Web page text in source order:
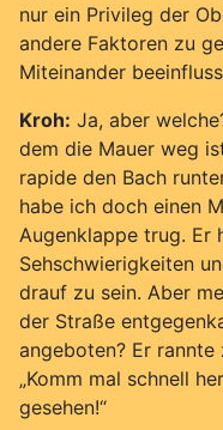
nur ein Privileg der
andere Faktoren zu
Miteinander
Kroh: Ja, aber
dem die Mauer weg
rapide den Bach
habe ich doch einen
Augenklappe trug. Er
Sehschwierigkeiten
drauf zu sein. Aber
der Straße
angeboten? Er
„Komm mal schnell
gesehen!“